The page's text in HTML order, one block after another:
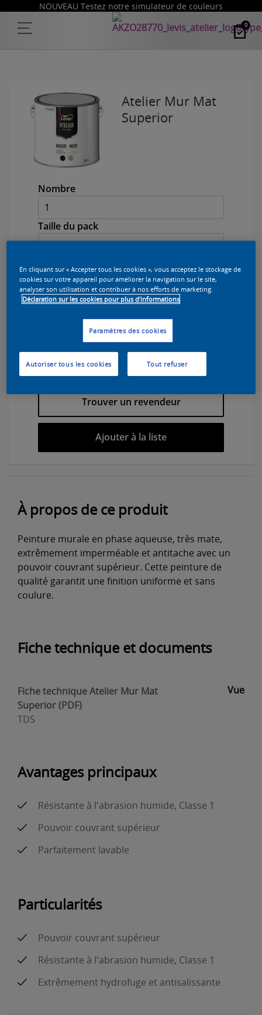
NOUVEAU Testez notre simulateur de couleurs
0
Atelier Mur Mat
Superior
Nombre
Taille du pack
1 L
Sélectionnez une couleur pour cette
peinture
Trouver un revendeur
Ajouter à la liste
À propos de ce produit
Peinture murale en phase aqueuse, très mate,
extrêmement imperméable et antitache avec un
pouvoir couvrant supérieur. Cette peinture de
qualité garantit une finition uniforme et sans
coulure.
Fiche technique et documents
Fiche technique Atelier Mur Mat
Superior (PDF)
TDS
Vue
Avantages principaux
Résistante à l'abrasion humide, Classe 1
Pouvoir couvrant supérieur
Parfaitement lavable
Particularités
Pouvoir couvrant supérieur
Résistante à l'abrasion humide, Classe 1
Extrêmement hydrofuge et antisalissante
En cliquant sur « Accepter tous les cookies », vous acceptez le stockage de
cookies sur votre appareil pour améliorer la navigation sur le site,
analyser son utilisation et contribuer à nos efforts de marketing.
Déclaration sur les cookies pour plus d'informations
Paramètres des cookies
Tout refuser
Autoriser tous les cookies